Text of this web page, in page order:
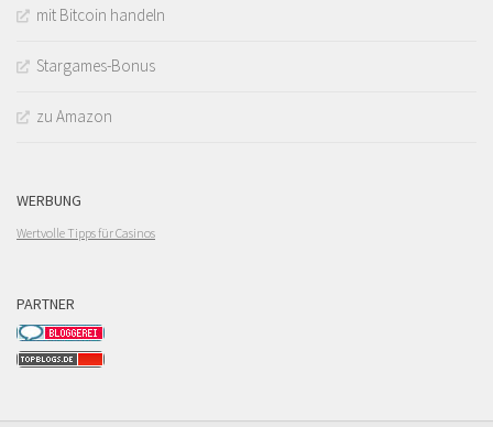
mit Bitcoin handeln
Stargames-Bonus
zu Amazon
WERBUNG
Wertvolle Tipps für Casinos
PARTNER